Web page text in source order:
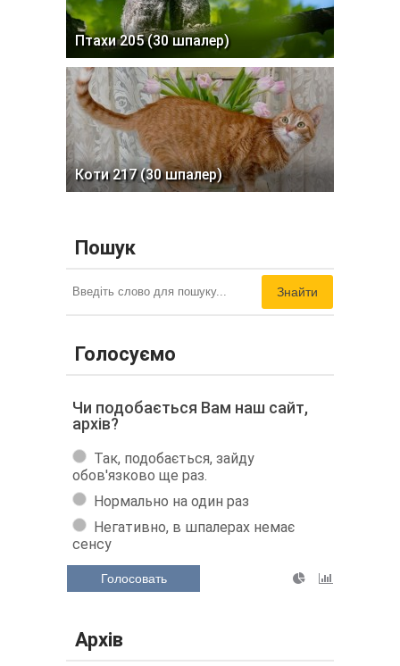
Птахи 205 (30 шпалер)
Коти 217 (30 шпалер)
Пошук
Знайти
Голосуємо
Чи подобається Вам наш сайт,
архів?
Так, подобається, зайду
обов'язково ще раз.
Нормально на один раз
Негативно, в шпалерах немає
сенсу
Голосовать
Архів